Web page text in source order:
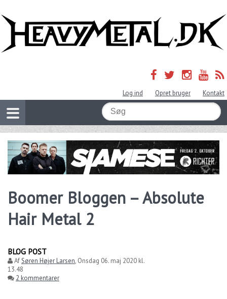
Log ind Opret bruger Kontakt
Boomer Bloggen – Absolute
Hair Metal 2
BLOG POST
AfSøren Højer Larsen, Onsdag 06. maj 2020 kl.
13.48
2 kommentarer